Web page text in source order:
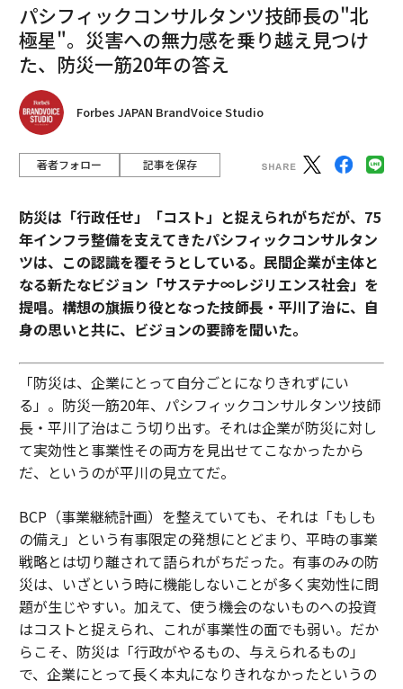
パシフィックコンサルタンツ技師長の"北
極星"。災害への無力感を乗り越え見つけ
た、防災一筋20年の答え
Forbes JAPAN BrandVoice Studio
著者フォロー 記事を保存
防災は「行政任せ」「コスト」と捉えられがちだが、75
年インフラ整備を支えてきたパシフィックコンサルタン
ツは、この認識を覆そうとしている。民間企業が主体と
なる新たなビジョン「サステナ∞レジリエンス社会」を
提唱。構想の旗振り役となった技師長・平川了治に、自
身の思いと共に、ビジョンの要諦を聞いた。
「防災は、企業にとって自分ごとになりきれずにい
る」。防災一筋20年、パシフィックコンサルタンツ技師
長・平川了治はこう切り出す。それは企業が防災に対し
て実効性と事業性その両方を見出せてこなかったから
だ、というのが平川の見立てだ。
BCP（事業継続計画）を整えていても、それは「もしも
の備え」という有事限定の発想にとどまり、平時の事業
戦略とは切り離されて語られがちだった。有事のみの防
災は、いざという時に機能しないことが多く実効性に問
題が生じやすい。加えて、使う機会のないものへの投資
はコストと捉えられ、これが事業性の面でも弱い。だか
らこそ、防災は「行政がやるもの、与えられるもの」
で、企業にとって長く本丸になりきれなかったというの